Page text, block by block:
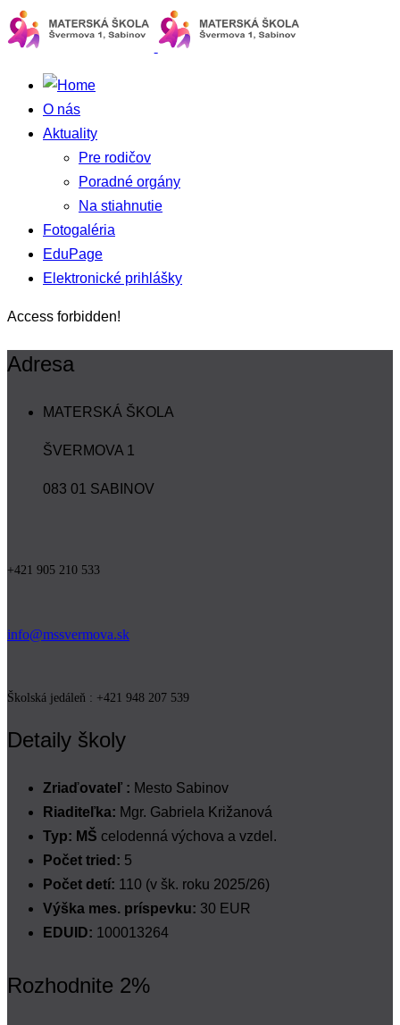
O nás
Aktuality
Pre rodičov
Poradné orgány
Na stiahnutie
Fotogaléria
EduPage
Elektronické prihlášky
Access forbidden!
Adresa
MATERSKÁ ŠKOLA
ŠVERMOVA 1
083 01 SABINOV
+421 905 210 533
info@mssvermova.sk
Školská jedáleň : +421 948 207 539
Detaily školy
Zriaďovateľ : Mesto Sabinov
Riaditeľka: Mgr. Gabriela Križanová
Typ: MŠ celodenná výchova a vzdel.
Počet tried: 5
Počet detí: 110 (v šk. roku 2025/26)
Výška mes. príspevku: 30 EUR
EDUID: 100013264
Rozhodnite 2%